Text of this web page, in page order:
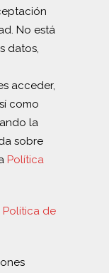
No está
datos,
acceder,
como
la
sobre
Política
Política de